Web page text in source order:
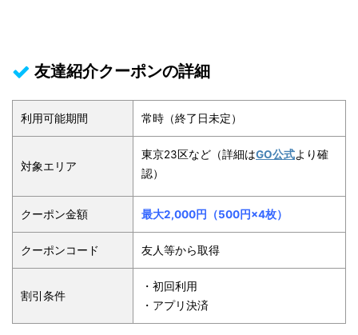
友達紹介クーポンの詳細
利用可能期間 常時（終了日未定）
対象エリア
東京23区など（詳細はGO公式より確
認）
クーポン金額 最大2,000円（500円×4枚）
クーポンコード 友人等から取得
割引条件
・初回利用
・アプリ決済